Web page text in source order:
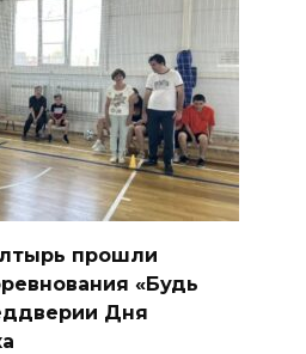
прошли
«Будь
Дня